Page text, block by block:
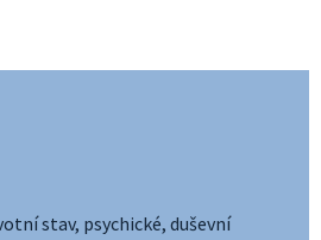
stav, psychické, duševní